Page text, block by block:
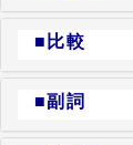
■比較
■副詞